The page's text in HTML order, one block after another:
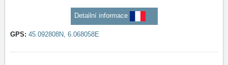
Detailní informace
GPS: 45.092808N, 6.068058E